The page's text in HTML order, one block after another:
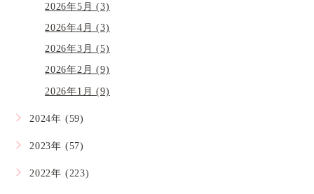
2026年5月 (3)
2026年4月 (3)
2026年3月 (5)
2026年2月 (9)
2026年1月 (9)
2024年 (59)
2023年 (57)
2022年 (223)